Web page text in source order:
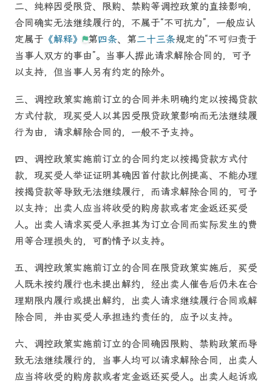
二、纯粹因受限贷、限购、禁购等调控政策的直接影响，
合同确实无法继续履行的，不属于“不可抗力”，一般应认
定属于 《解释》 第四条、第二十三条规定的“不可归责于
当事人双方的事由”。当事人据此请求解除合同的，可予
以支持，但当事人另有约定的除外。
三、 调控政策实施前订立的合同并未明确约定以按揭贷款
方式付款，现买受人以其因受限贷政策影响而无法继续履
行为由，请求解除合同的，一般不予支持。
四、 调控政策实施前订立的合同约定以按揭贷款方式付
款，现买受人举证证明其确因首付款比例提高、不能办理
按揭贷款等导致无法继续履行，而请求解除合同的，可予
以支持；出卖人应当将收受的购房款或者定金返还买受
人。出卖人请求买受人承担其为订立合同而实际发生的费
用等合理损失的，可酌情予以支持。
五、 调控政策实施前订立的合同在限贷政策实施后，买受
人既未按约履行也未提出解约，经出卖人催告后仍未在合
理期限内履行或提出解约，出卖人请求继续履行合同或解
除合同，并由买受人承担违约责任的，应予以支持。
六、 调控政策实施前订立的合同确因限购、禁购政策而导
致无法继续履行的，当事人均可以请求解除合同，出卖人
应当将收受的购房款或者定金返还买受人。出卖人起诉或